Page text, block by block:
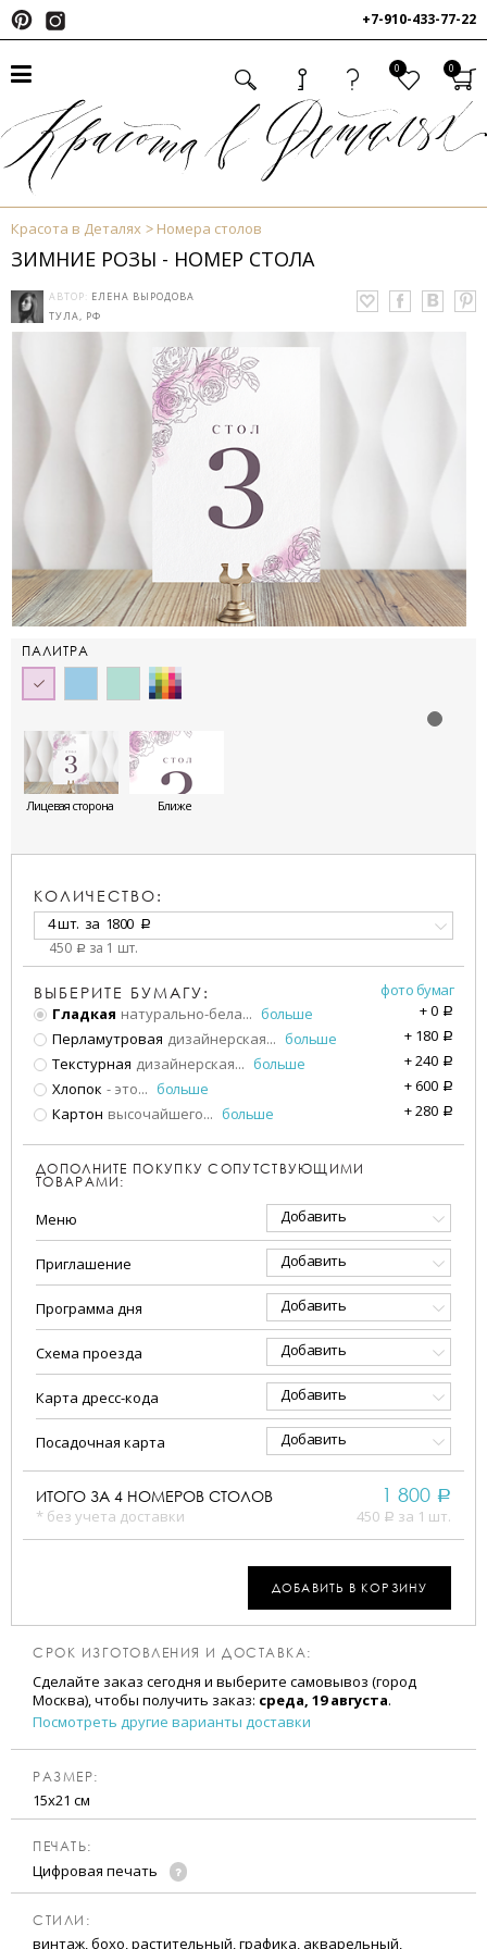
+7-910-433-77-22
0 0
Красота в Деталях Номера столов
ЗИМНИЕ РОЗЫ - НОМЕР СТОЛА
АВТОР: ЕЛЕНА ВЫРОДОВА
ТУЛА, РФ
ПАЛИТРА
Лицевая сторона Ближе
КОЛИЧЕСТВО:
4 шт. за 1800 a
450 a за 1 шт.
ВЫБЕРИТЕ БУМАГУ:
фото бумаг
Гладкая натурально-бела... больше +0 a
Перламутровая дизайнерская... больше + 180 a
Текстурная дизайнерская... больше +240 a
Хлопок - это... больше +600 a
Картон высочайшего... больше +280 a
ДОПОЛНИТЕ ПОКУПКУ СОПУТСТВУЮЩИМИ
ТОВАРАМИ:
Меню Добавить
Приглашение Добавить
Программа дня Добавить
Схема проезда Добавить
Карта дресс-кода Добавить
Посадочная карта Добавить
ИТОГО ЗА 4 НОМЕРОВ СТОЛОВ
* без учета доставки
1 800 a
450 a за 1 шт.
ДОБАВИТЬ В КОРЗИНУ
СРОК ИЗГОТОВЛЕНИЯ И ДОСТАВКА:
Сделайте заказ сегодня и выберите самовывоз (город
Москва), чтобы получить заказ: среда, 19 августа.
Посмотреть другие варианты доставки
РАЗМЕР:
15х21 см
ПЕЧАТЬ:
Цифровая печать
CТИЛИ:
винтаж, бохо, растительный, графика, акварельный,